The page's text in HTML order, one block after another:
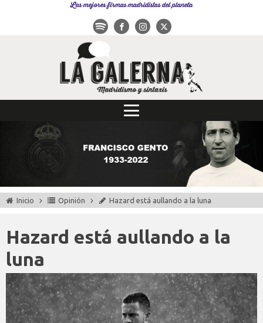
Las mejores firmas madridistas del planeta
Inicio Opinión Hazard está aullando a la luna
Hazard está aullando a la
luna